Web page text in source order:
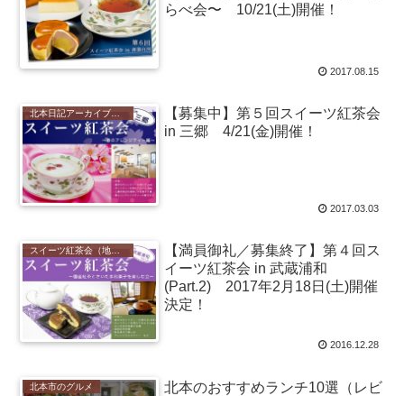
らべ会〜 10/21(土)開催！
2017.08.15
北本日記アーカイブ（記録保存）
【募集中】第５回スイーツ紅茶会
in 三郷 4/21(金)開催！
2017.03.03
【満員御礼／募集終了】第４回ス
イーツ紅茶会 in 武蔵浦和
(Part.2) 2017年2月18日(土)開催
決定！
2016.12.28
北本市のグルメ
北本のおすすめランチ10選（レビ